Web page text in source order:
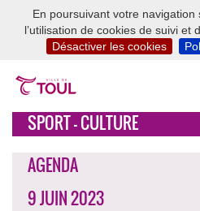
En poursuivant votre
l’utilisation de cookies de suivi et
Désactiver les cookies
SPORT - CULTURE
AGENDA
9 JUIN 2023